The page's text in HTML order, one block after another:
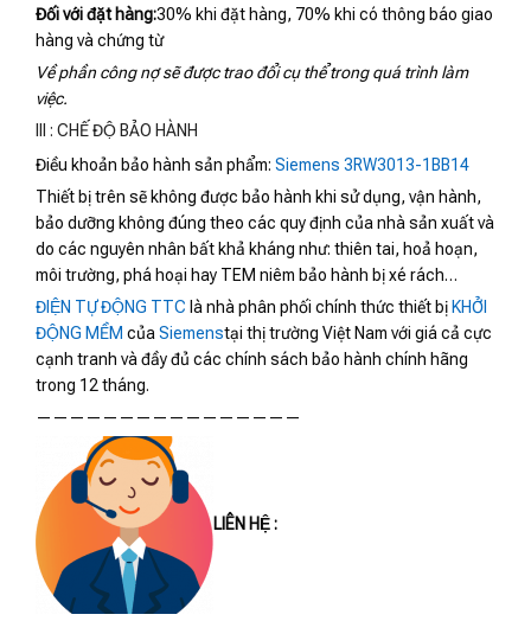
Đối với đặt hàng:30% khi đặt hàng, 70% khi có thông báo giao
hàng và chứng từ
Về phần công nợ sẽ được trao đổi cụ thể trong quá trình làm
việc.
III : CHẾ ĐỘ BẢO HÀNH
Điều khoản bảo hành sản phẩm: Siemens 3RW3013-1BB14
Thiết bị trên sẽ không được bảo hành khi sử dụng, vận hành,
bảo dưỡng không đúng theo các quy định của nhà sản xuất và
do các nguyên nhân bất khả kháng như: thiên tai, hoả hoạn,
môi trường, phá hoại hay TEM niêm bảo hành bị xé rách…
ĐIỆN TỰ ĐỘNG TTC là nhà phân phối chính thức thiết bị KHỞI
ĐỘNG MỀM của Siemenstại thị trường Việt Nam với giá cả cực
cạnh tranh và đầy đủ các chính sách bảo hành chính hãng
trong 12 tháng.
————————————————
LIÊN HỆ :